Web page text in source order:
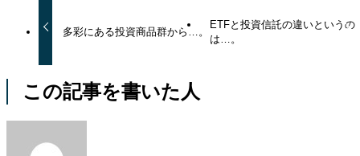
多彩にある投資商品群から…。
ETFと投資信託の違いというの
は…。
この記事を書いた人